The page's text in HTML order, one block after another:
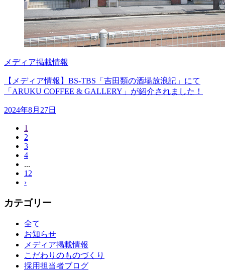
メディア掲載情報
【メディア情報】BS-TBS「吉田類の酒場放浪記」にて
「ARUKU COFFEE & GALLERY」が紹介されました！
2024年8月27日
1
2
3
4
...
12
›
カテゴリー
全て
お知らせ
メディア掲載情報
こだわりのものづくり
採用担当者ブログ